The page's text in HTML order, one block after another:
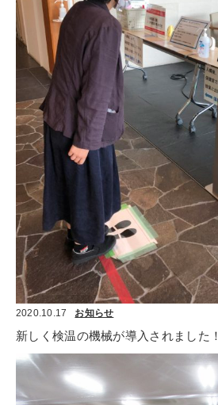
2020.10.17 お知らせ
新しく検温の機械が導入されました！